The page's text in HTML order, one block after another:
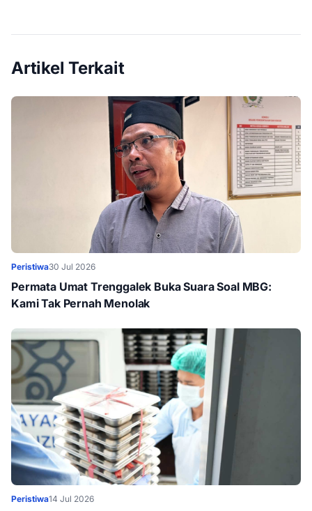
Artikel Terkait
Peristiwa30 Jul 2026
Permata Umat Trenggalek Buka Suara Soal MBG:
Kami Tak Pernah Menolak
Peristiwa14 Jul 2026